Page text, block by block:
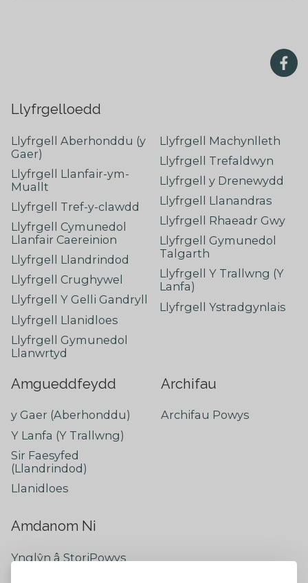
Llyfrgelloedd
Llyfrgell Aberhonddu (y
Gaer)
Llyfrgell Llanfair-ym-
Muallt
Llyfrgell Tref-y-clawdd
Llyfrgell Cymunedol
Llanfair Caereinion
Llyfrgell Llandrindod
Llyfrgell Crughywel
Llyfrgell Y Gelli Gandryll
Llyfrgell Llanidloes
Llyfrgell Gymunedol
Llanwrtyd
Llyfrgell Machynlleth
Llyfrgell Trefaldwyn
Llyfrgell y Drenewydd
Llyfrgell Llanandras
Llyfrgell Rhaeadr Gwy
Llyfrgell Gymunedol
Talgarth
Llyfrgell Y Trallwng (Y
Lanfa)
Llyfrgell Ystradgynlais
Amgueddfeydd
y Gaer (Aberhonddu)
Y Lanfa (Y Trallwng)
Sir Faesyfed
(Llandrindod)
Llanidloes
Archifau
Archifau Powys
Amdanom Ni
Ynglŷn â StoriPowys